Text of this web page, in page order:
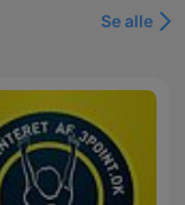
Se alle